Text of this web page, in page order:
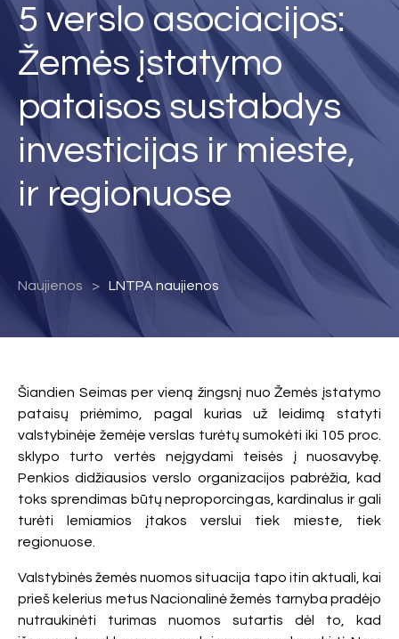
5 verslo asociacijos:
Žemės įstatymo
pataisos sustabdys
investicijas ir mieste,
ir regionuose
Naujienos LNTPA naujienos
Šiandien Seimas per vieną žingsnį nuo Žemės įstatymo
pataisų priėmimo, pagal kurias už leidimą statyti
valstybinėje žemėje verslas turėtų sumokėti iki 105 proc.
sklypo turto vertės neįgydami teisės į nuosavybę.
Penkios didžiausios verslo organizacijos pabrėžia, kad
toks sprendimas būtų neproporcingas, kardinalus ir gali
turėti lemiamios įtakos verslui tiek mieste, tiek
regionuose.
Valstybinės žemės nuomos situacija tapo itin aktuali, kai
prieš kelerius metus Nacionalinė žemės tarnyba pradėjo
nutraukinėti turimas nuomos sutartis dėl to, kad